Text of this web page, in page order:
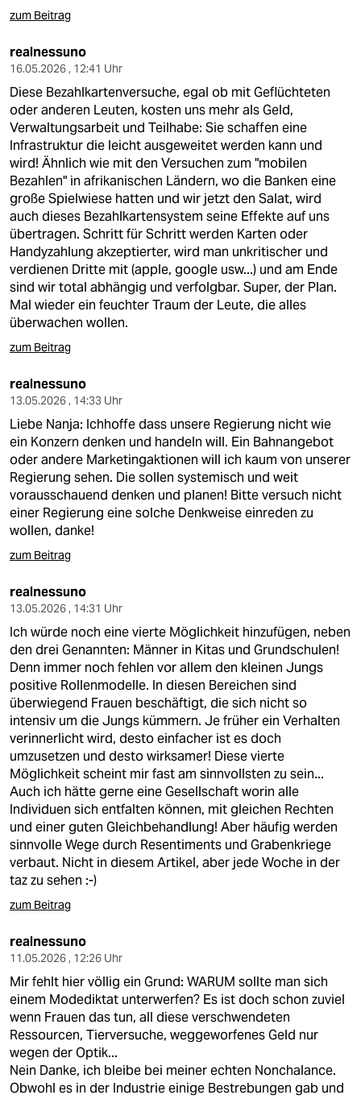
zum Beitrag
realnessuno
16.05.2026 , 12:41 Uhr
Diese Bezahlkartenversuche, egal ob mit Geflüchteten
oder anderen Leuten, kosten uns mehr als Geld,
Verwaltungsarbeit und Teilhabe: Sie schaffen eine
Infrastruktur die leicht ausgeweitet werden kann und
wird! Ähnlich wie mit den Versuchen zum "mobilen
Bezahlen" in afrikanischen Ländern, wo die Banken eine
große Spielwiese hatten und wir jetzt den Salat, wird
auch dieses Bezahlkartensystem seine Effekte auf uns
übertragen. Schritt für Schritt werden Karten oder
Handyzahlung akzeptierter, wird man unkritischer und
verdienen Dritte mit (apple, google usw...) und am Ende
sind wir total abhängig und verfolgbar. Super, der Plan.
Mal wieder ein feuchter Traum der Leute, die alles
überwachen wollen.
zum Beitrag
realnessuno
13.05.2026 , 14:33 Uhr
Liebe Nanja: Ichhoffe dass unsere Regierung nicht wie
ein Konzern denken und handeln will. Ein Bahnangebot
oder andere Marketingaktionen will ich kaum von unserer
Regierung sehen. Die sollen systemisch und weit
vorausschauend denken und planen! Bitte versuch nicht
einer Regierung eine solche Denkweise einreden zu
wollen, danke!
zum Beitrag
realnessuno
13.05.2026 , 14:31 Uhr
Ich würde noch eine vierte Möglichkeit hinzufügen, neben
den drei Genannten: Männer in Kitas und Grundschulen!
Denn immer noch fehlen vor allem den kleinen Jungs
positive Rollenmodelle. In diesen Bereichen sind
überwiegend Frauen beschäftigt, die sich nicht so
intensiv um die Jungs kümmern. Je früher ein Verhalten
verinnerlicht wird, desto einfacher ist es doch
umzusetzen und desto wirksamer! Diese vierte
Möglichkeit scheint mir fast am sinnvollsten zu sein...
Auch ich hätte gerne eine Gesellschaft worin alle
Individuen sich entfalten können, mit gleichen Rechten
und einer guten Gleichbehandlung! Aber häufig werden
sinnvolle Wege durch Resentiments und Grabenkriege
verbaut. Nicht in diesem Artikel, aber jede Woche in der
taz zu sehen :-)
zum Beitrag
realnessuno
11.05.2026 , 12:26 Uhr
Mir fehlt hier völlig ein Grund: WARUM sollte man sich
einem Modediktat unterwerfen? Es ist doch schon zuviel
wenn Frauen das tun, all diese verschwendeten
Ressourcen, Tierversuche, weggeworfenes Geld nur
wegen der Optik...
Nein Danke, ich bleibe bei meiner echten Nonchalance.
Obwohl es in der Industrie einige Bestrebungen gab und